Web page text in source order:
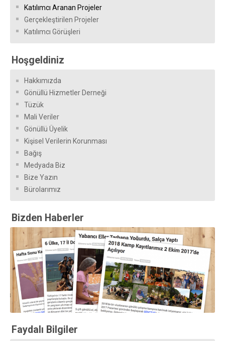
Katılımcı Aranan Projeler
Gerçekleştirilen Projeler
Katılımcı Görüşleri
Hoşgeldiniz
Hakkımızda
Gönüllü Hizmetler Derneği
Tüzük
Mali Veriler
Gönüllü Üyelik
Kişisel Verilerin Korunması
Bağış
Medyada Biz
Bize Yazın
Bürolarımız
Bizden Haberler
Faydalı Bilgiler